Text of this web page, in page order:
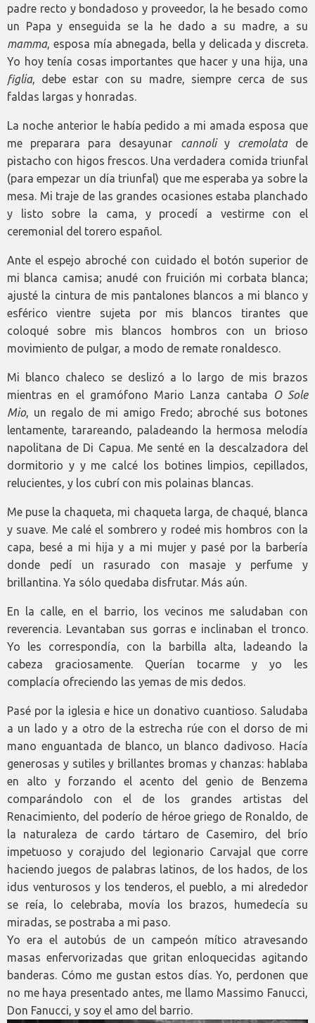
padre recto y bondadoso y proveedor, la he besado como
un Papa y enseguida se la he dado a su madre, a su
mamma, esposa mía abnegada, bella y delicada y discreta.
Yo hoy tenía cosas importantes que hacer y una hija, una
figlia, debe estar con su madre, siempre cerca de sus
faldas largas y honradas.
La noche anterior le había pedido a mi amada esposa que
me preparara para desayunar cannoliy cremolatade
pistacho con higos frescos. Una verdadera comida triunfal
(para empezar un día triunfal) que me esperaba ya sobre la
mesa. Mi traje de las grandes ocasiones estaba planchado
y listo sobre la cama, y procedí a vestirme con el
ceremonial del torero español.
Ante el espejo abroché con cuidado el botón superior de
mi blanca camisa; anudé con fruición mi corbata blanca;
ajusté la cintura de mis pantalones blancos a mi blanco y
esférico vientre sujeta por mis blancos tirantes que
coloqué sobre mis blancos hombros con un brioso
movimiento de pulgar, a modo de remate ronaldesco.
Mi blanco chaleco se deslizó a lo largo de mis brazos
mientras en el gramófono Mario Lanza cantaba
O Sole
Mio, un regalo de mi amigo Fredo; abroché sus botones
lentamente, tarareando, paladeando la hermosa melodía
napolitana de Di Capua. Me senté en la descalzadora del
dormitorio y y me calcé los botines limpios, cepillados,
relucientes, y los cubrí con mis polainas blancas.
Me puse la chaqueta, mi chaqueta larga, de chaqué, blanca
y suave. Me calé el sombrero y rodeé mis hombros con la
capa, besé a mi hija y a mi mujer y pasé por la barbería
donde pedí un rasurado con masaje y perfume y
brillantina. Ya sólo quedaba disfrutar. Más aún.
En la calle, en el barrio, los vecinos me saludaban con
reverencia. Levantaban sus gorras e inclinaban el tronco.
Yo les correspondía, con la barbilla alta, ladeando la
cabeza graciosamente. Querían tocarme y yo les
complacía ofreciendo las yemas de mis dedos.
Pasé por la iglesia e hice un donativo cuantioso. Saludaba
a un lado y a otro de la estrecha rúe con el dorso de mi
mano enguantada de blanco, un blanco dadivoso. Hacía
generosas y sutiles y brillantes bromas y chanzas: hablaba
en alto y forzando el acento del genio de Benzema
comparándolo con el de los grandes artistas del
Renacimiento, del poderío de héroe griego de Ronaldo, de
la naturaleza de cardo tártaro de Casemiro, del brío
impetuoso y corajudo del legionario Carvajal que corre
haciendo juegos de palabras latinos, de los hados, de los
idus venturosos y los tenderos, el pueblo, a mi alrededor
se reía, lo celebraba, movía los brazos, humedecía su
miradas, se postraba a mi paso.
Yo era el autobús de un campeón mítico atravesando
masas enfervorizadas que gritan enloquecidas agitando
banderas. Cómo me gustan estos días. Yo, perdonen que
no me haya presentado antes, me llamo Massimo Fanucci,
Don Fanucci, y soy el amo del barrio.